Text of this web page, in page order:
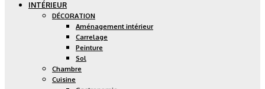
INTÉRIEUR
DÉCORATION
Aménagement intérieur
Carrelage
Peinture
Sol
Chambre
Cuisine